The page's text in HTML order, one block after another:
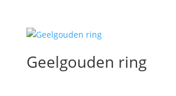
Geelgouden ring